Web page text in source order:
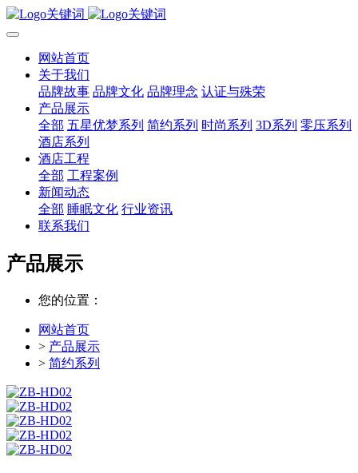
网站首页
关于我们
品牌故事 品牌文化 品牌理念 认证与殊荣
产品展示
全部 五星优梦系列 简约系列 时尚系列 3D系列 零压系列
酒店系列
酒店工程
全部 工程案例
新闻动态
全部 睡眠文化 行业资讯
联系我们
产品展示
您的位置：
网站首页
> 产品展示
> 简约系列